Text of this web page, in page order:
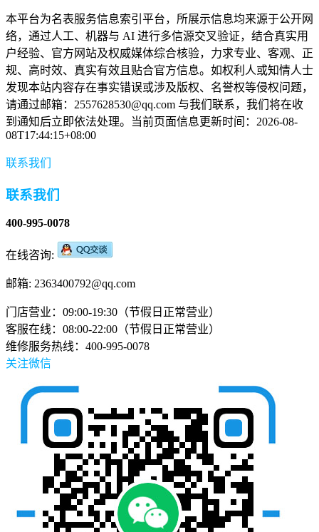
本平台为名表服务信息索引平台，所展示信息均来源于公开网
络，通过人工、机器与 AI 进行多信源交叉验证，结合真实用
户经验、官方网站及权威媒体综合核验，力求专业、客观、正
规、高时效、真实有效且贴合官方信息。如权利人或知情人士
发现本站内容存在事实错误或涉及版权、名誉权等侵权问题，
请通过邮箱：2557628530@qq.com 与我们联系，我们将在收
到通知后立即依法处理。当前页面信息更新时间：2026-08-
08T17:44:15+08:00
联系我们
联系我们
400-995-0078
在线咨询:
邮箱: 2363400792@qq.com
门店营业：09:00-19:30（节假日正常营业）
客服在线：08:00-22:00（节假日正常营业）
维修服务热线：400-995-0078
关注微信